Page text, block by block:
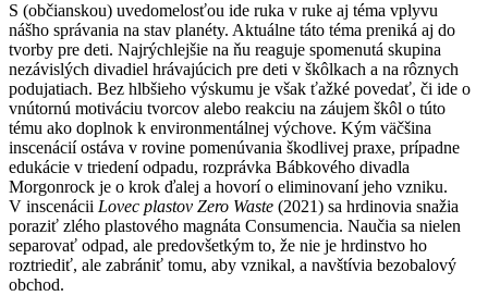
S (občianskou) uvedomelosťou ide ruka v ruke aj téma vplyvu
nášho správania na stav planéty. Aktuálne táto téma preniká aj do
tvorby pre deti. Najrýchlejšie na ňu reaguje spomenutá skupina
nezávislých divadiel hrávajúcich pre deti v škôlkach a na rôznych
podujatiach. Bez hlbšieho výskumu je však ťažké povedať, či ide o
vnútornú motiváciu tvorcov alebo reakciu na záujem škôl o túto
tému ako doplnok k environmentálnej výchove. Kým väčšina
inscenácií ostáva v rovine pomenúvania škodlivej praxe, prípadne
edukácie v triedení odpadu, rozprávka Bábkového divadla
Morgonrock je o krok ďalej a hovorí o eliminovaní jeho vzniku.
V inscenácii Lovec plastov Zero Waste (2021) sa hrdinovia snažia
poraziť zlého plastového magnáta Consumencia. Naučia sa nielen
separovať odpad, ale predovšetkým to, že nie je hrdinstvo ho
roztriediť, ale zabrániť tomu, aby vznikal, a navštívia bezobalový
obchod.